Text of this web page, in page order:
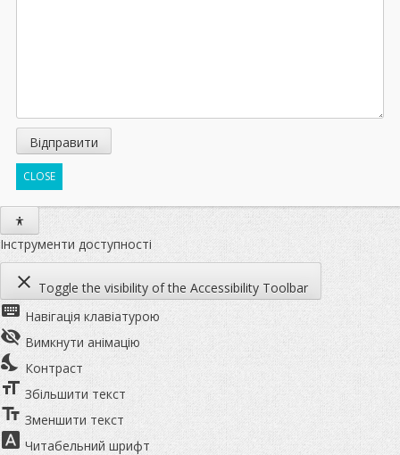
CLOSE
Інструменти доступності
close Toggle the visibility of the Accessibility Toolbar
keyboard Навігація клавіатурою
visibility_off Вимкнути анімацію
nights_stay Контраст
format_size Збільшити текст
text_fields Зменшити текст
font_download Читабельний шрифт